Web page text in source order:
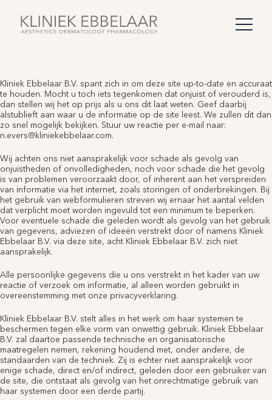
Kliniek Ebbelaar B.V. spant zich in om deze site up-to-date en accuraat
te houden. Mocht u toch iets tegenkomen dat onjuist of verouderd is,
dan stellen wij het op prijs als u ons dit laat weten. Geef daarbij
alstublieft aan waar u de informatie op de site leest. We zullen dit dan
zo snel mogelijk bekijken. Stuur uw reactie per e-mail naar:
n.evers@ kliniekebbelaar.com.
Wij achten ons niet aansprakelijk voor schade als gevolg van
onjuistheden of onvolledigheden, noch voor schade die het gevolg
is van problemen veroorzaakt door, of inherent aan het verspreiden
van informatie via het internet, zoals storingen of onderbrekingen. Bij
het gebruik van webformulieren streven wij ernaar het aantal velden
dat verplicht moet worden ingevuld tot een minimum te beperken.
Voor eventuele schade die geleden wordt als gevolg van het gebruik
van gegevens, adviezen of ideeën verstrekt door of namens Kliniek
Ebbelaar B.V. via deze site, acht Kliniek Ebbelaar B.V. zich niet
aansprakelijk.
Alle persoonlijke gegevens die u ons verstrekt in het kader van uw
reactie of verzoek om informatie, al alleen worden gebruikt in
overeenstemming met onze privacyverklaring.
Kliniek Ebbelaar B.V. stelt alles in het werk om haar systemen te
beschermen tegen elke vorm van onwettig gebruik. Kliniek Ebbelaar
B.V. zal daartoe passende technische en organisatorische
maatregelen nemen, rekening houdend met, onder andere, de
standaarden van de techniek. Zij is echter niet aansprakelijk voor
enige schade, direct en/of indirect, geleden door een gebruiker van
de site, die ontstaat als gevolg van het onrechtmatige gebruik van
haar systemen door een derde partij.